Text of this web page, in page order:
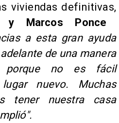
viviendas definitivas,
y Marcos Ponce
a esta gran ayuda
de una manera
porque no es fácil
nuevo. Muchas
tener nuestra casa